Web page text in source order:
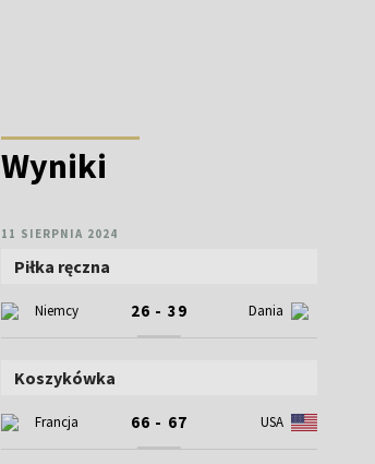
Wyniki
11 SIERPNIA 2024
Piłka ręczna
Niemcy 26 - 39 Dania
Koszykówka
Francja 66 - 67 USA